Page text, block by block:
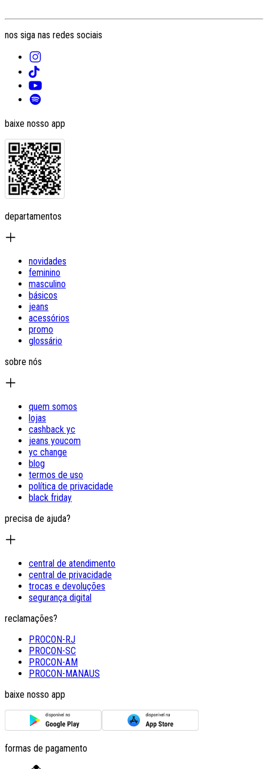
nos siga nas redes sociais
baixe nosso app
departamentos
novidades
feminino
masculino
básicos
jeans
acessórios
promo
glossário
sobre nós
quem somos
lojas
cashback yc
jeans youcom
yc change
blog
termos de uso
política de privacidade
black friday
precisa de ajuda?
central de atendimento
central de privacidade
trocas e devoluções
segurança digital
reclamações?
PROCON-RJ
PROCON-SC
PROCON-AM
PROCON-MANAUS
baixe nosso app
formas de pagamento